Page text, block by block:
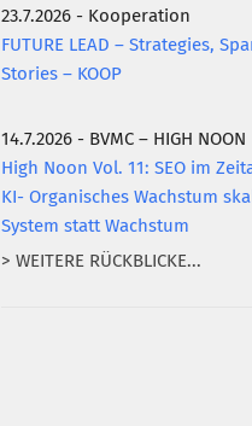
23.7.2026 - Kooperation
FUTURE LEAD – Strategies,
Stories – KOOP
14.7.2026 - BVMC – HIGH NOON
High Noon Vol. 11: SEO im
KI- Organisches Wachstum
System statt Wachstum
> WEITERE RÜCKBLICKE...